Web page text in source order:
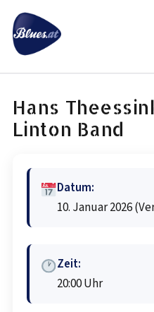
Inhalt
springen
Hans
Linton Band
Datum:
10. Januar 2026
Zeit:
20:00 Uhr